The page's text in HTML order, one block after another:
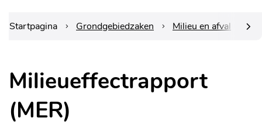
Startpagina Grondgebiedzaken Milieu en afval
Milieueffectrapport
(MER)